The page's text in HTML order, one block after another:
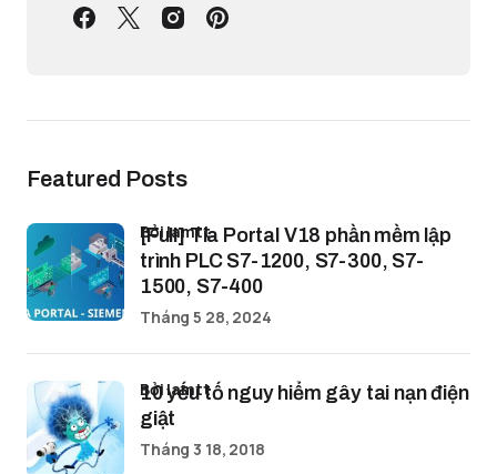
Featured Posts
[Full] Tia Portal V18 phần mềm lập
trình PLC S7-1200, S7-300, S7-
1500, S7-400
bởi lamtt
Tháng 5 28, 2024
10 yếu tố nguy hiểm gây tai nạn điện
giật
bởi lamtt
Tháng 3 18, 2018